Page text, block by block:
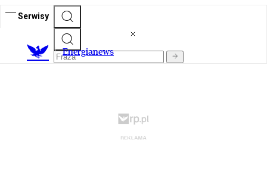
Serwisy
Energianews